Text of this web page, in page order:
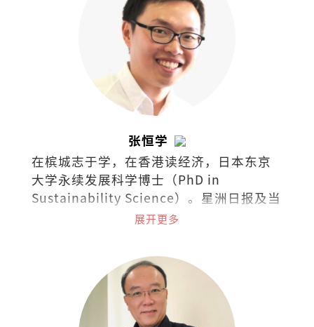
张恒学
在槟城志于学，在香港读经济，日本东京
大学永续发展科学博士（PhD in
Sustainability Science）。星洲日报及当
今大马《学说经济》专栏作者、《毅论环
展开更多